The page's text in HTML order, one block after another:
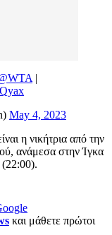
|
May 4, 2023
η νικήτρια από την
ανάμεσα στην Ίγκα
(22:00).
και μάθετε πρώτοι